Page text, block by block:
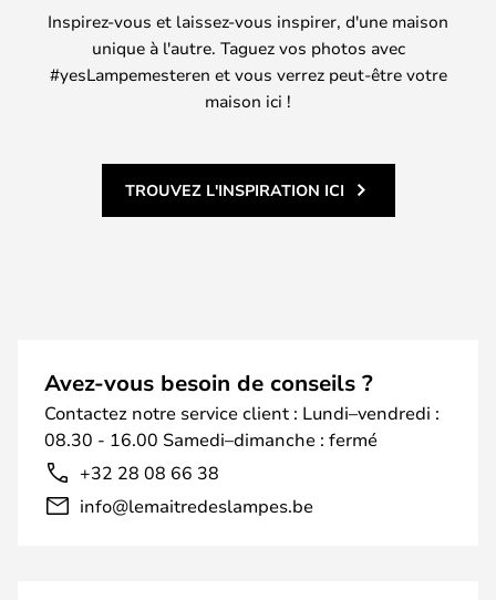
Inspirez-vous et laissez-vous inspirer, d'une maison
unique à l'autre. Taguez vos photos avec
#yesLampemesteren et vous verrez peut-être votre
maison ici !
TROUVEZ L'INSPIRATION ICI
Avez-vous besoin de conseils ?
Contactez notre service client : Lundi–vendredi :
08.30 - 16.00 Samedi–dimanche : fermé
+32 28 08 66 38
info@lemaitredeslampes.be